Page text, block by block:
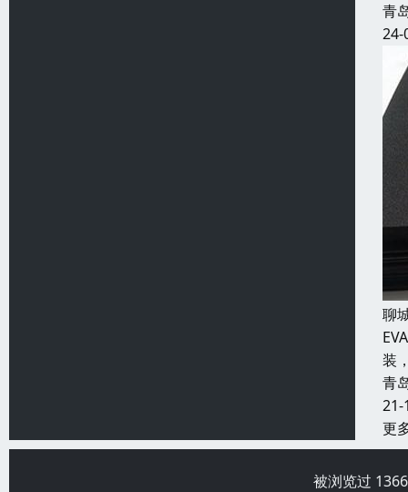
青
24-
聊
装
青
21-
更
被浏览过